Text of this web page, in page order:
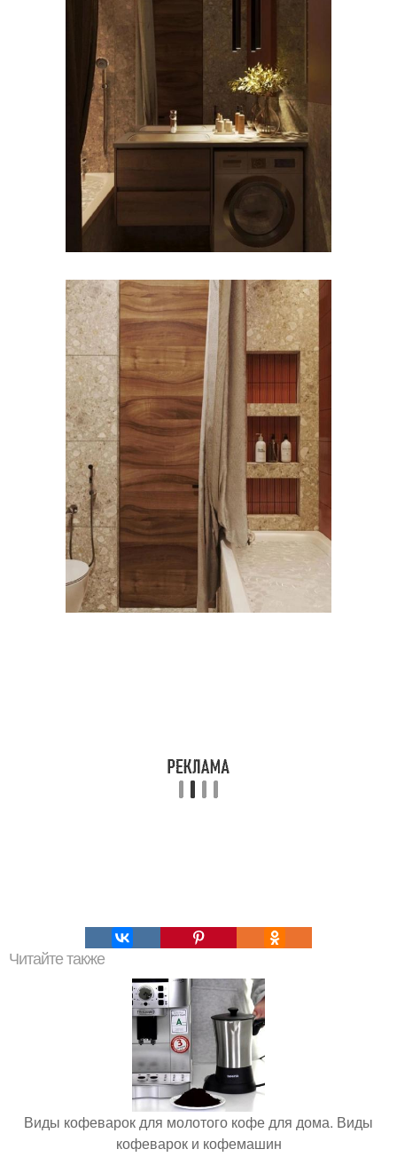
Читайте также
Виды кофеварок для молотого кофе для дома. Виды
кофеварок и кофемашин